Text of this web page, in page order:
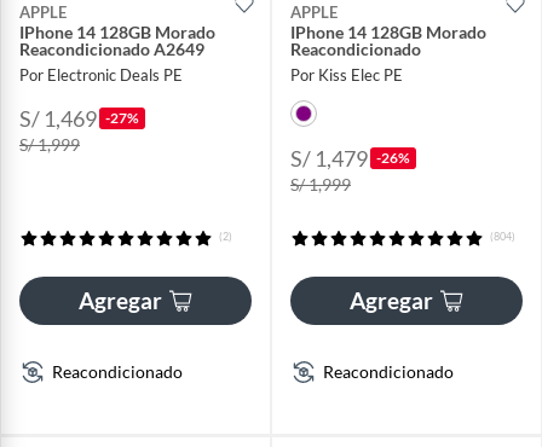
APPLE
IPhone 14 128GB Morado
Reacondicionado A2649
Por Electronic Deals PE
S/ 1,469 -27%
S/ 1,999
(2)
Agregar
Reacondicionado
APPLE
IPhone 14 128GB Morado
Reacondicionado
Por Kiss Elec PE
S/ 1,479 -26%
S/ 1,999
(804)
Agregar
Reacondicionado